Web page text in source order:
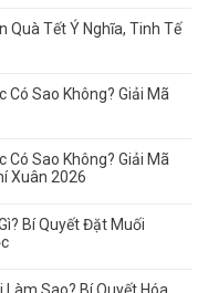
Quà Tết Ý Nghĩa, Tinh Tế
Có Sao Không? Giải Mã
Có Sao Không? Giải Mã
Xuân 2026
Bí Quyết Đặt Muối
Làm Sao? Bí Quyết Hóa